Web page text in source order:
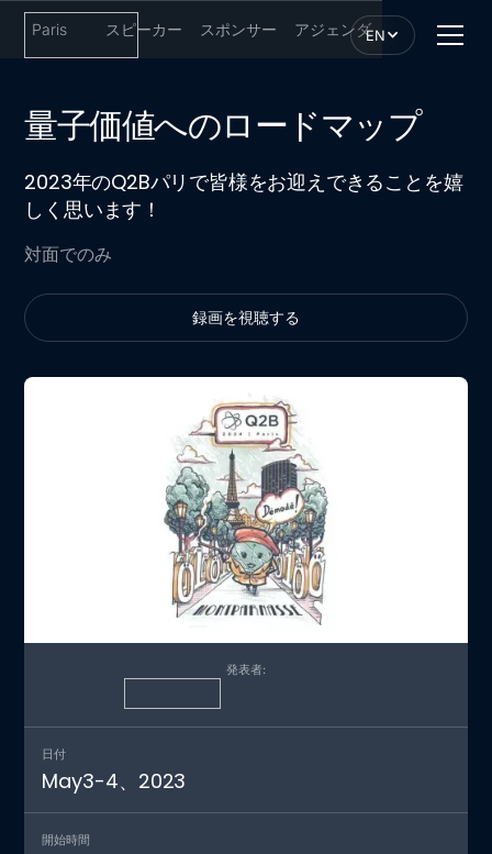
EN
Paris スピーカー スポンサー アジェンダ
量子価値へのロードマップ
2023年のQ2Bパリで皆様をお迎えできることを嬉
しく思います！
対面でのみ
録画を視聴する
録画を視聴する
日付
May3-4、 2023
開始時間
発表者: